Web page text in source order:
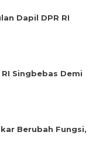
Dapil DPR RI
Singbebas Demi
Berubah Fungsi,